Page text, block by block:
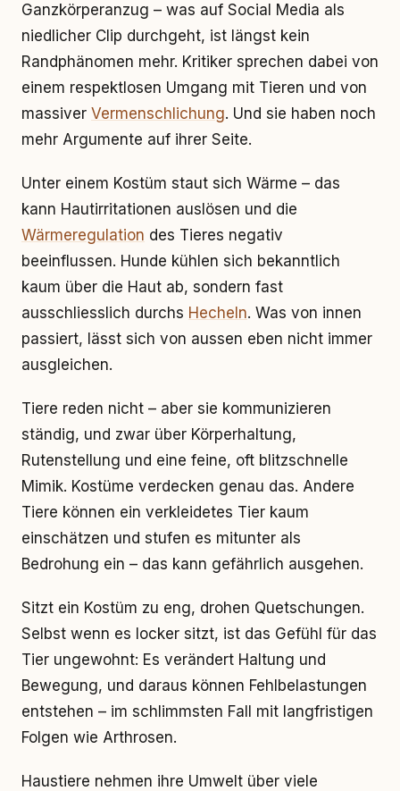
Ganzkörperanzug – was auf Social Media als
niedlicher Clip durchgeht, ist längst kein
Randphänomen mehr. Kritiker sprechen dabei von
einem respektlosen Umgang mit Tieren und von
massiver Vermenschlichung. Und sie haben noch
mehr Argumente auf ihrer Seite.
Unter einem Kostüm staut sich Wärme – das
kann Hautirritationen auslösen und die
Wärmeregulation des Tieres negativ
beeinflussen. Hunde kühlen sich bekanntlich
kaum über die Haut ab, sondern fast
ausschliesslich durchs Hecheln. Was von innen
passiert, lässt sich von aussen eben nicht immer
ausgleichen.
Tiere reden nicht – aber sie kommunizieren
ständig, und zwar über Körperhaltung,
Rutenstellung und eine feine, oft blitzschnelle
Mimik. Kostüme verdecken genau das. Andere
Tiere können ein verkleidetes Tier kaum
einschätzen und stufen es mitunter als
Bedrohung ein – das kann gefährlich ausgehen.
Sitzt ein Kostüm zu eng, drohen Quetschungen.
Selbst wenn es locker sitzt, ist das Gefühl für das
Tier ungewohnt: Es verändert Haltung und
Bewegung, und daraus können Fehlbelastungen
entstehen – im schlimmsten Fall mit langfristigen
Folgen wie Arthrosen.
Haustiere nehmen ihre Umwelt über viele